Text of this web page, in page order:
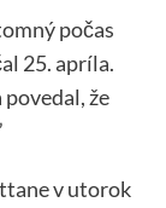
počas
25. apríla.
že
v utorok